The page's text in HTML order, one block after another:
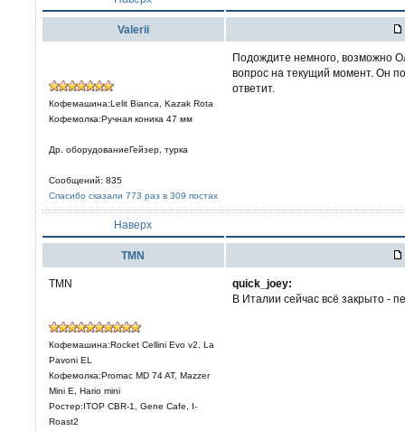
Valerii
Кофемашина:Lelit Bianca, Kazak Rota
Кофемолка:Ручная коника 47 мм
Др. оборудованиеГейзер, турка
Сообщений: 835
Спасибо сказали 773 раз в 309 постах
Подождите немного, возможно
вопрос на текущий момент. Он
ответит.
Наверх
TMN
TMN
Кофемашина:Rocket Cellini Evo v2, La
Pavoni EL
Кофемолка:Promac MD 74 AT, Mazzer
Mini E, Hario mini
Ростер:ITOP CBR-1, Gene Cafe, I-
Roast2
quick_joey:
В Италии сейчас всё закрыто -